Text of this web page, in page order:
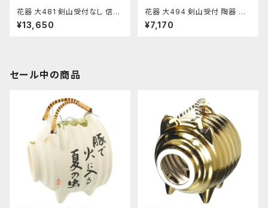
花器 大481 剣山受付なし 信楽
陶土使用 陶器 水盤 花瓶 フラワ
ーベース
¥13,650
花器 大494 剣山受付 陶器 水
盤 花瓶 フラワーベース
¥7,170
セール中の商品